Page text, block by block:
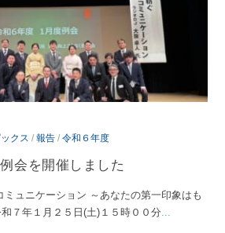
クス /報告 /令和６年度
会を開催しました
ミュニケーション ～あなたの第一印象はも
７年１月２５日(土)１５時００分